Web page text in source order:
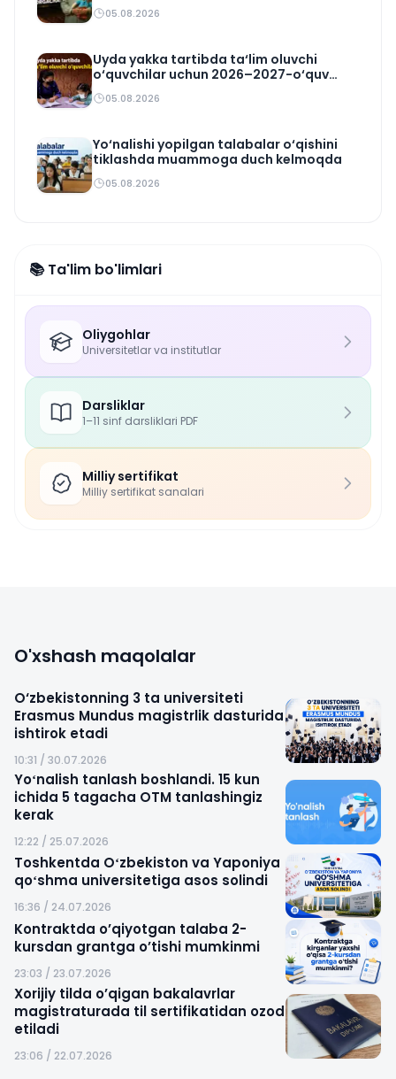
05.08.2026
Uyda yakka tartibda ta‘lim oluvchi
o‘quvchilar uchun 2026–2027-o‘quv
rejasi tasdiqlandi
05.08.2026
Yo‘nalishi yopilgan talabalar o‘qishini
tiklashda muammoga duch kelmoqda
05.08.2026
📚 Ta'lim bo'limlari
Oliygohlar
Universitetlar va institutlar
Darsliklar
1–11 sinf darsliklari PDF
Milliy sertifikat
Milliy sertifikat sanalari
O'xshash maqolalar
O‘zbekistonning 3 ta universiteti
Erasmus Mundus magistrlik dasturida
ishtirok etadi
10:31 / 30.07.2026
Yoʻnalish tanlash boshlandi. 15 kun
ichida 5 tagacha OTM tanlashingiz
kerak
12:22 / 25.07.2026
Toshkentda Oʻzbekiston va Yaponiya
qoʻshma universitetiga asos solindi
16:36 / 24.07.2026
Kontraktda o’qiyotgan talaba 2-
kursdan grantga o’tishi mumkinmi
23:03 / 23.07.2026
Xorijiy tilda o’qigan bakalavrlar
magistraturada til sertifikatidan ozod
etiladi
23:06 / 22.07.2026